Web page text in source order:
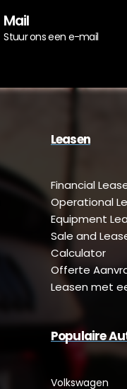
Mail
Stuur ons een e-mail
Leasen
Financial
Operational
Equipment
Sale and
Calculator
Offerte
Leasen met
Populaire
Volkswagen